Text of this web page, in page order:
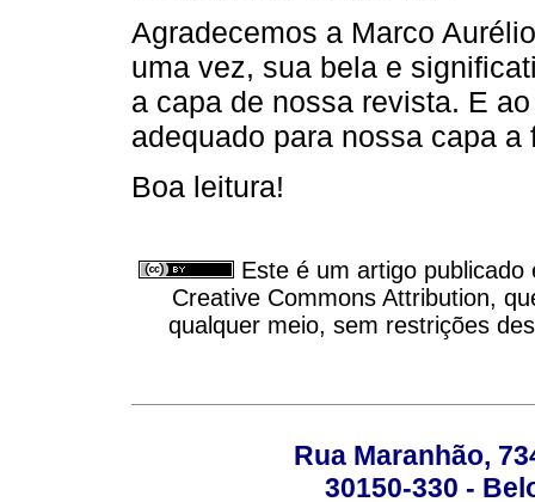
Agradecemos a Marco
uma vez, sua bela e
a capa de nossa revista. E
adequado para nossa capa
Boa leitura!
Este é um artigo
Creative Commons Attribution,
qualquer meio, sem restrições
Rua Maranhão,
30150-330 -